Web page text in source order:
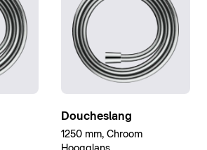
Doucheslang
1250 mm, Chroom